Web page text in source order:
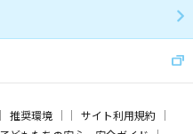
推奨環境
サイト利用規約